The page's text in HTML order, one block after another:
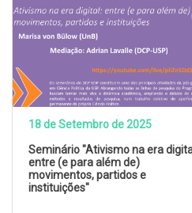
18 de Setembro de 2025
Seminário "Ativismo na era
entre (e para além de)
movimentos, partidos e
instituições"